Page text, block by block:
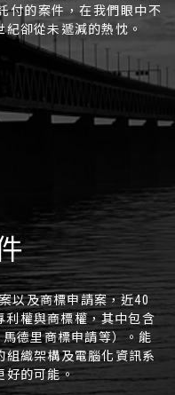
付的案件，在我們眼中不
卻從未遞減的熱忱。
以及商標申請案，近40
利權與商標權，其中包含
德里商標申請等）。能
組織架構及電腦化資訊系
好的可能。